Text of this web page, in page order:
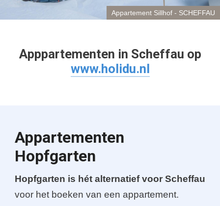
Appartement Sillhof - SCHEFFAU
Apppartementen in Scheffau op
www.holidu.nl
Appartementen
Hopfgarten
Hopfgarten is hét alternatief voor Scheffau
voor het boeken van een appartement.